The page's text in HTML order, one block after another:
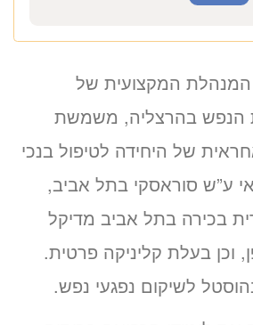
(לא נדרש כרטיס אשראי)
שעה
08:30
המנהלת המקצועית של
הנפש בהרצליה, משמשת
של היחידה לטיפול בנכי
ע”ש סוראסקי בתל אביב,
בכירה בתל אביב מדיקל
וכן בעלת קליניקה פרטית.
לשיקום נפגעי נפש.